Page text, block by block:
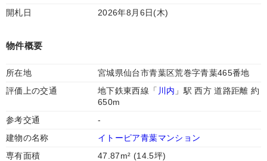
開札日
2026年8月6日(木)
物件概要
所在地
宮城県仙台市青葉区荒巻字青葉465番地
評価上の交通
地下鉄東西線「 川内 」駅 西方 道路距離 約
650m
参考交通
-
建物の名称
イトーピア青葉マンション
専有面積
47.87m² (14.5坪)